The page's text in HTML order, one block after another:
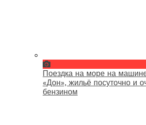
Поездка на море на
«Дон», жильё посуточно и
бензином